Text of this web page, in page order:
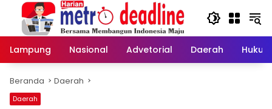
Langsung
konten
Lampung
Nasional Advetorial Daerah Hukum
Beranda Daerah
Daerah